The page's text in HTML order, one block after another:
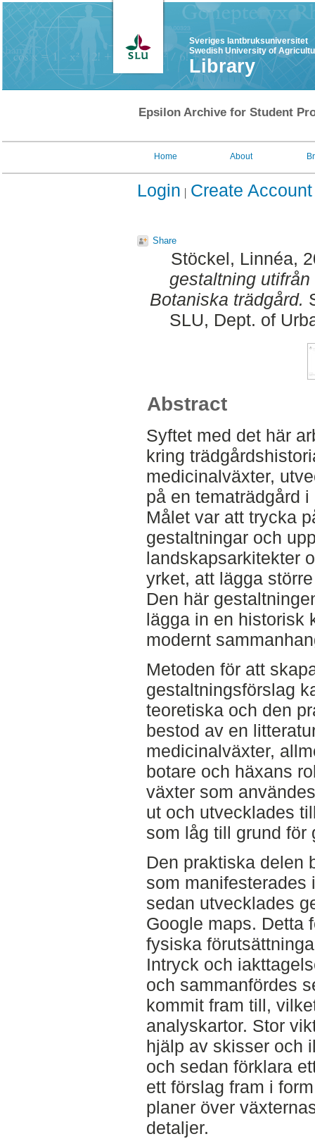
Sveriges lantbruksuniversitet
Swedish University of
Library
Epsilon Archive for Student
Home About
Login Create Account
Share
Stöckel, Linnéa,
gestaltning
Botaniska trädgård.
SLU, Dept. of
Abstract
Syftet med det här
kring
medicinalväxter,
på en tematrädgård
Målet var att trycka
gestaltningar och
landskapsarkitekter
yrket, att lägga
Den här
lägga in en historisk
modernt
Metoden för att
gestaltningsförslag
teoretiska och den
bestod av en
medicinalväxter,
botare och häxans
växter som
ut och utvecklades
som låg till grund för
Den praktiska delen
som manifesterades
sedan utvecklades
Google maps. Detta
fysiska
Intryck och
och sammanfördes
kommit fram till,
analyskartor. Stor
hjälp av skisser och
och sedan förklara
ett förslag fram i
planer över
detaljer.